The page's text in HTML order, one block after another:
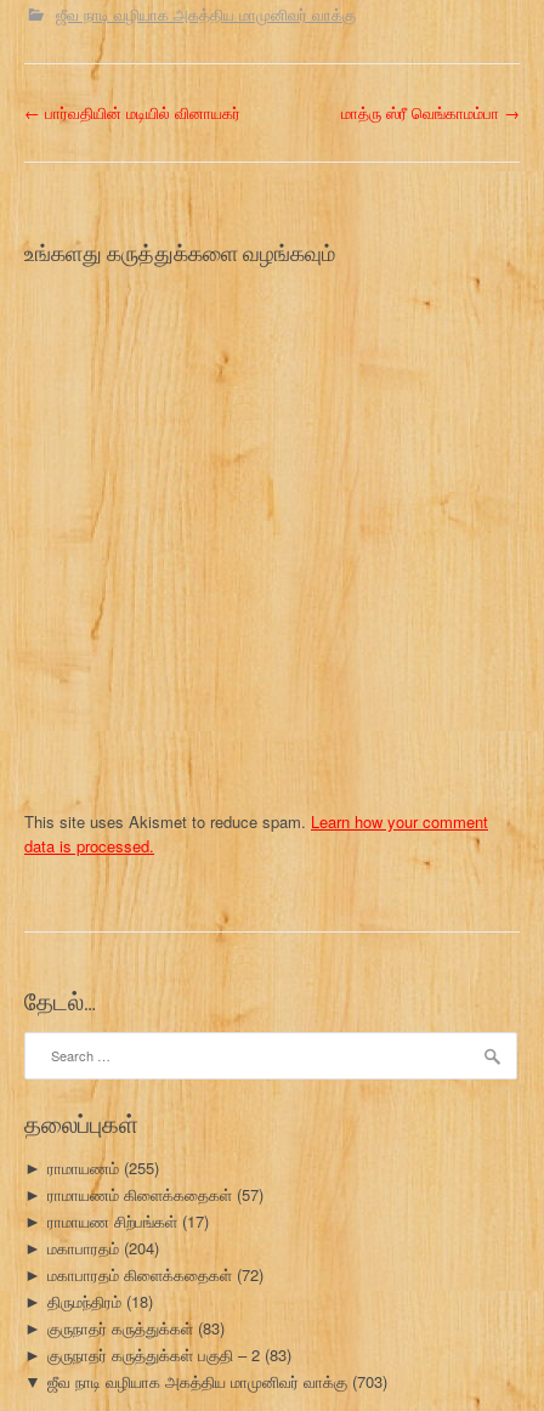
ஜீவ நாடி வழியாக அகத்திய மாமுனிவர் வாக்கு
P
o
t
o
←பார்வதியின் மடியில் வினாயகர் மாத்ரு ஸ்ரீ வெங்காமம்பா →
உங்களது கருத்துக்களை வழங்கவும்
This site uses Akismet to reduce spam. Learn how your comment
data is processed.
தேடல்…
தலைப்புகள்
► ராமாயணம் (255)
► ராமாயணம் கிளைக்கதைகள் (57)
► ராமாயண சிற்பங்கள் (17)
► மகாபாரதம் (204)
► மகாபாரதம் கிளைக்கதைகள் (72)
► திருமந்திரம் (18)
► குருநாதர் கருத்துக்கள் (83)
► குருநாதர் கருத்துக்கள் பகுதி – 2 (83)
▼ ஜீவ நாடி வழியாக அகத்திய மாமுனிவர் வாக்கு (703)